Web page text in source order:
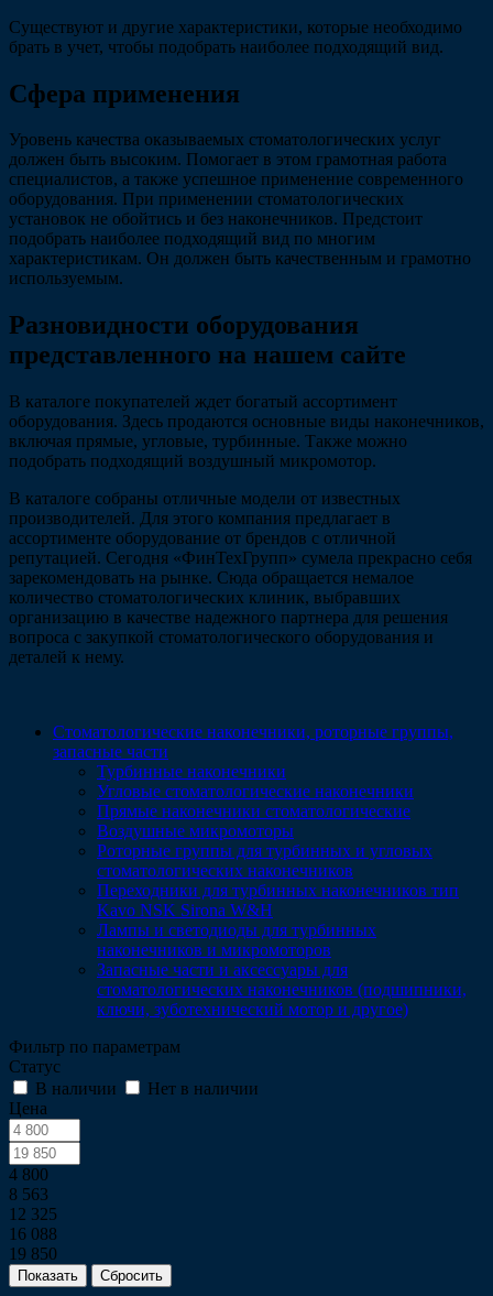
Существуют и другие характеристики, которые необходимо
брать в учет, чтобы подобрать наиболее подходящий вид.
Сфера применения
Уровень качества оказываемых стоматологических услуг
должен быть высоким. Помогает в этом грамотная работа
специалистов, а также успешное применение современного
оборудования. При применении стоматологических
установок не обойтись и без наконечников. Предстоит
подобрать наиболее подходящий вид по многим
характеристикам. Он должен быть качественным и грамотно
используемым.
Разновидности оборудования
представленного на нашем сайте
В каталоге покупателей ждет богатый ассортимент
оборудования. Здесь продаются основные виды наконечников,
включая прямые, угловые, турбинные. Также можно
подобрать подходящий воздушный микромотор.
В каталоге собраны отличные модели от известных
производителей. Для этого компания предлагает в
ассортименте оборудование от брендов с отличной
репутацией. Сегодня «ФинТехГрупп» сумела прекрасно себя
зарекомендовать на рынке. Сюда обращается немалое
количество стоматологических клиник, выбравших
организацию в качестве надежного партнера для решения
вопроса с закупкой стоматологического оборудования и
деталей к нему.
Стоматологические наконечники, роторные группы,
запасные части
Турбинные наконечники
Угловые стоматологические наконечники
Прямые наконечники стоматологические
Воздушные микромоторы
Роторные группы для турбинных и угловых
стоматологических наконечников
Переходники для турбинных наконечников тип
Kavo NSK Sirona W&H
Лампы и светодиоды для турбинных
наконечников и микромоторов
Запасные части и аксессуары для
стоматологических наконечников (подшипники,
ключи, зуботехнический мотор и другое)
Фильтр по параметрам
Статус
В наличии
Нет в наличии
Цена
4 800
8 563
12 325
16 088
19 850
Сбросить